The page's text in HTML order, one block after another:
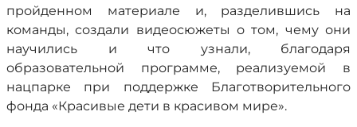
пройденном материале и, разделившись на
команды, создали видеосюжеты о том, чему они
научились и что узнали, благодаря
образовательной программе, реализуемой в
нацпарке при поддержке Благотворительного
фонда «Красивые дети в красивом мире».